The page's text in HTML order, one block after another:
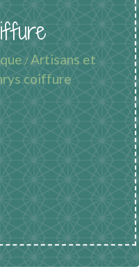
/Artisans et
coiffure